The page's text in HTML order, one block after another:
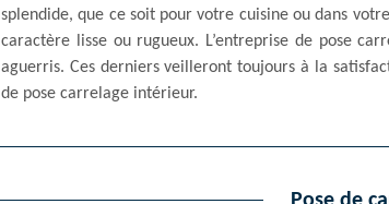
splendide, que ce soit pour votre cuisine ou dans
caractère lisse ou rugueux. L’entreprise de pose
aguerris. Ces derniers veilleront toujours à la
de pose carrelage intérieur.